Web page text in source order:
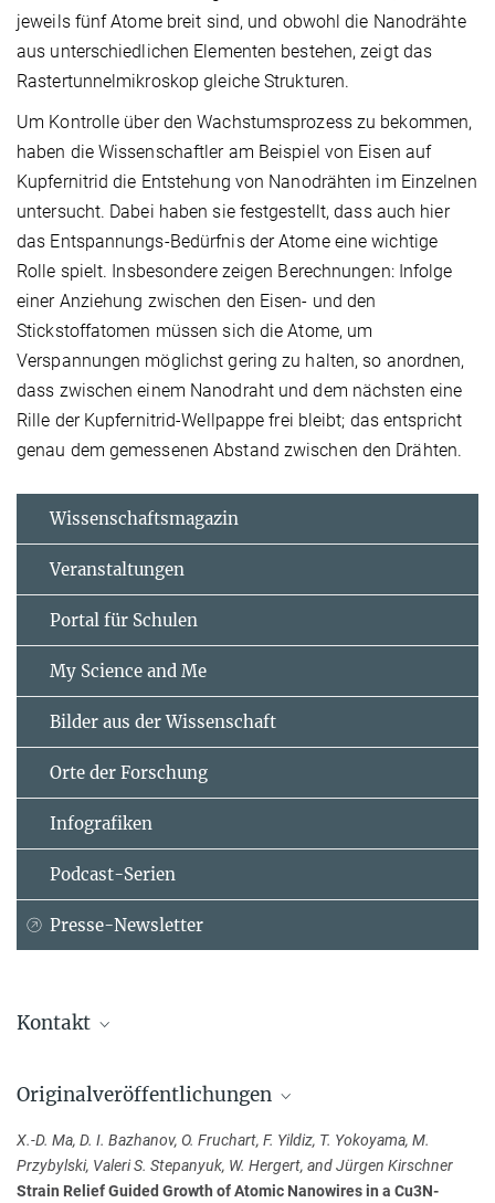
jeweils fünf Atome breit sind, und obwohl die Nanodrähte
aus unterschiedlichen Elementen bestehen, zeigt das
Rastertunnelmikroskop gleiche Strukturen.
Um Kontrolle über den Wachstumsprozess zu bekommen,
haben die Wissenschaftler am Beispiel von Eisen auf
Kupfernitrid die Entstehung von Nanodrähten im Einzelnen
untersucht. Dabei haben sie festgestellt, dass auch hier
das Entspannungs-Bedürfnis der Atome eine wichtige
Rolle spielt. Insbesondere zeigen Berechnungen: Infolge
einer Anziehung zwischen den Eisen- und den
Stickstoffatomen müssen sich die Atome, um
Verspannungen möglichst gering zu halten, so anordnen,
dass zwischen einem Nanodraht und dem nächsten eine
Rille der Kupfernitrid-Wellpappe frei bleibt; das entspricht
genau dem gemessenen Abstand zwischen den Drähten.
Wissenschaftsmagazin
Veranstaltungen
Portal für Schulen
My Science and Me
Bilder aus der Wissenschaft
Orte der Forschung
Infografiken
Podcast-Serien
Presse-Newsletter
Kontakt
Max-Planck-Institut für Mikrostrukturphysik, Halle (Saale)
stepanyu@...
Originalveröffentlichungen
X.-D. Ma, D. I. Bazhanov, O. Fruchart, F. Yildiz, T. Yokoyama, M.
Przybylski, Valeri S. Stepanyuk, W. Hergert, and Jürgen Kirschner
Strain Relief Guided Growth of Atomic Nanowires in a Cu3N-